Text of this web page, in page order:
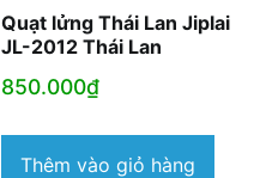
Quạt lửng Thái Lan Jiplai
JL-2012 Thái Lan
850.000₫
Thêm vào giỏ hàng